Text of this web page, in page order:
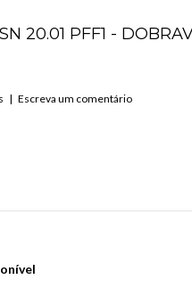
20.01 PFF1 -
| Escreva um comentário